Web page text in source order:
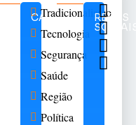
CATEGORIAS
Tradicionalismo
Tecnologia
Segurança
Saúde
Região
Política
REDES